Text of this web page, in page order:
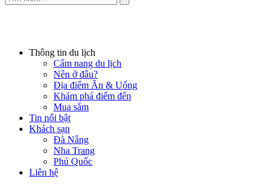
Thông tin du lịch
Cẩm nang du lịch
Nên ở đâu?
Địa điểm Ăn & Uống
Khám phá điểm đến
Mua sắm
Tin nổi bật
Khách sạn
Đà Nẵng
Nha Trang
Phú Quốc
Liên hệ